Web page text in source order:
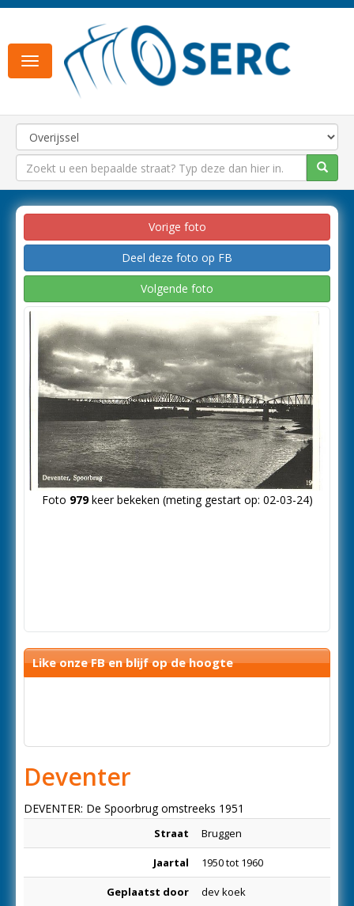
Toggle
navigation
Vorige foto
Deel deze foto op FB
Volgende foto
Foto 979keer bekeken (meting gestart op: 02-03-24)
Like onze FB en blijf op de hoogte
Deventer
DEVENTER: De Spoorbrug omstreeks 1951
Straat Bruggen
Jaartal 1950 tot 1960
Geplaatst door dev koek